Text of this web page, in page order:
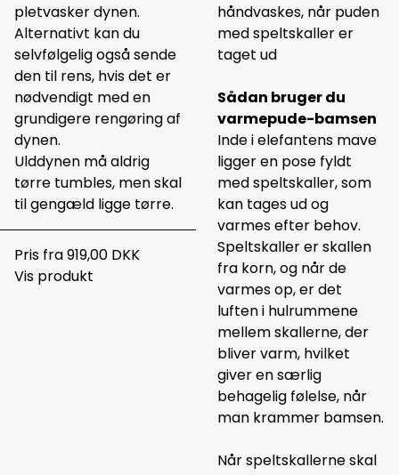
pletvasker dynen.
Alternativt kan du
selvfølgelig også sende
den til rens, hvis det er
nødvendigt med en
grundigere rengøring af
dynen.
Ulddynen må aldrig
tørre tumbles, men skal
til gengæld ligge tørre.
Pris fra919,00 DKK
Vis produkt
håndvaskes, når puden
med speltskaller er
taget ud
Sådan bruger du
varmepude-bamsen
Inde i elefantens mave
ligger en pose fyldt
med speltskaller, som
kan tages ud og
varmes efter behov.
Speltskaller er skallen
fra korn, og når de
varmes op, er det
luften i hulrummene
mellem skallerne, der
bliver varm, hvilket
giver en særlig
behagelig følelse, når
man krammer bamsen.
Når speltskallerne skal